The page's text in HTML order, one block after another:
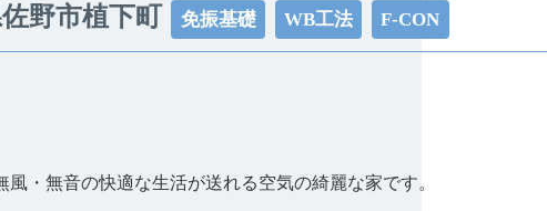
野市植下町 免振基礎 WB工法 F-CON
風・無音の快適な生活が送れる空気の綺麗な家です。